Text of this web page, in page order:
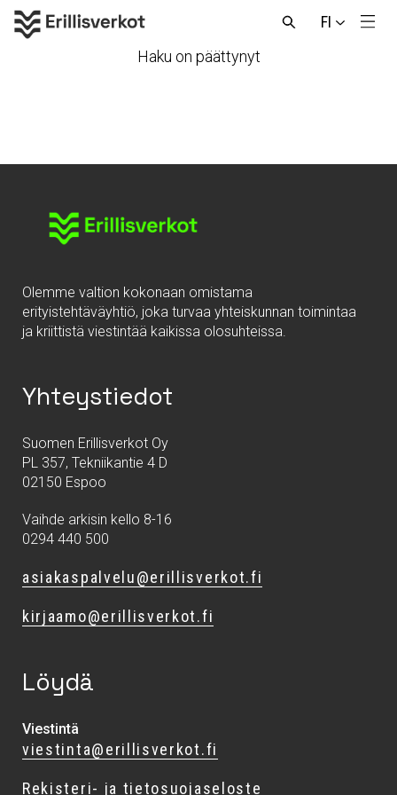
FI
Avaa
Haku on päättynyt
Olemme valtion kokonaan omistama
erityistehtäväyhtiö, joka turvaa yhteiskunnan toimintaa
ja kriittistä viestintää kaikissa olosuhteissa.
Yhteystiedot
Suomen Erillisverkot Oy
PL 357, Tekniikantie 4 D
02150 Espoo
Vaihde arkisin kello 8-16
0294 440 500
asiakaspalvelu@erillisverkot.fi
kirjaamo@erillisverkot.fi
Löydä
Viestintä
viestinta@erillisverkot.fi
Rekisteri- ja tietosuojaseloste